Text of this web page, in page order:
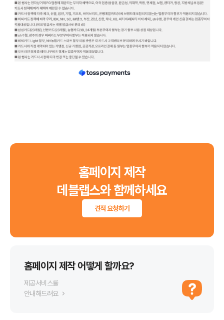
홈페이지 제작
데블랩스와 함께하세요
견적 요청하기
홈페이지 제작 어떻게 할까요?
제공서비스를
안내해드려요